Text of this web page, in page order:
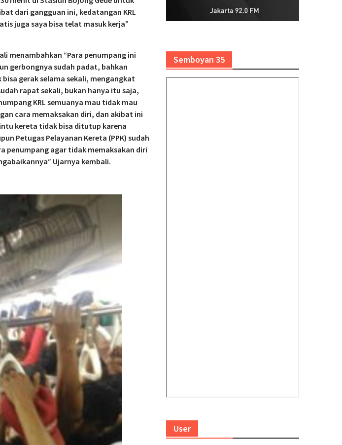
dari gangguan ini, kedatangan KRL
juga saya bisa telat masuk kerja”
menambahkan “Para penumpang ini
gerbongnya sudah padat, bahkan
gerak selama sekali, mengangkat
rapat sekali, bukan hanya itu saja,
KRL semuanya mau tidak mau
cara memaksakan diri, dan akibat ini
kereta tidak bisa ditutup karena
Petugas Pelayanan Kereta (PPK) sudah
penumpang agar tidak memaksakan diri
Ujarnya kembali.
Semboyan 35
User